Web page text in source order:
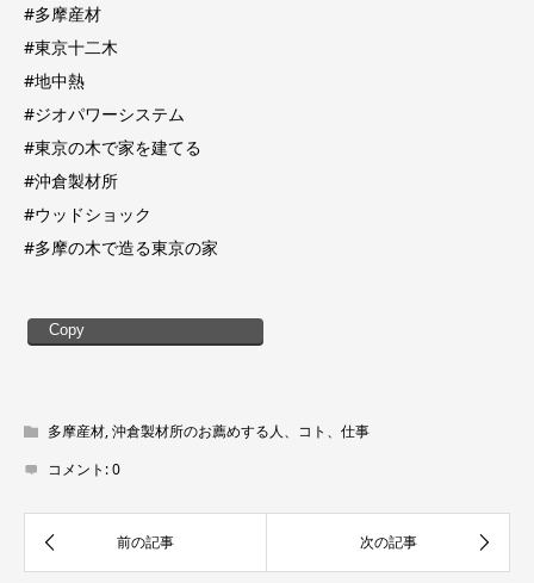
#多摩産材
#東京十二木
#地中熱
#ジオパワーシステム
#東京の木で家を建てる
#沖倉製材所
#ウッドショック
#多摩の木で造る東京の家
Copy
多摩産材,沖倉製材所のお薦めする人、コト、仕事
コメント:0